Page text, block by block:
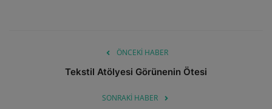
ÖNCEKI HABER
Tekstil Atölyesi Görünenin Ötesi
SONRAKI HABER